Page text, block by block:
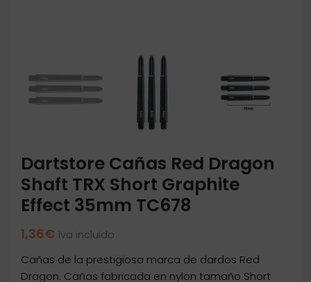
Dartstore Cañas Red Dragon
Shaft TRX Short Graphite
Effect 35mm TC678
1,36€ Iva incluido
Cañas de la prestigiosa marca de dardos Red
Dragon. Cañas fabricada en nylon tamaño Short